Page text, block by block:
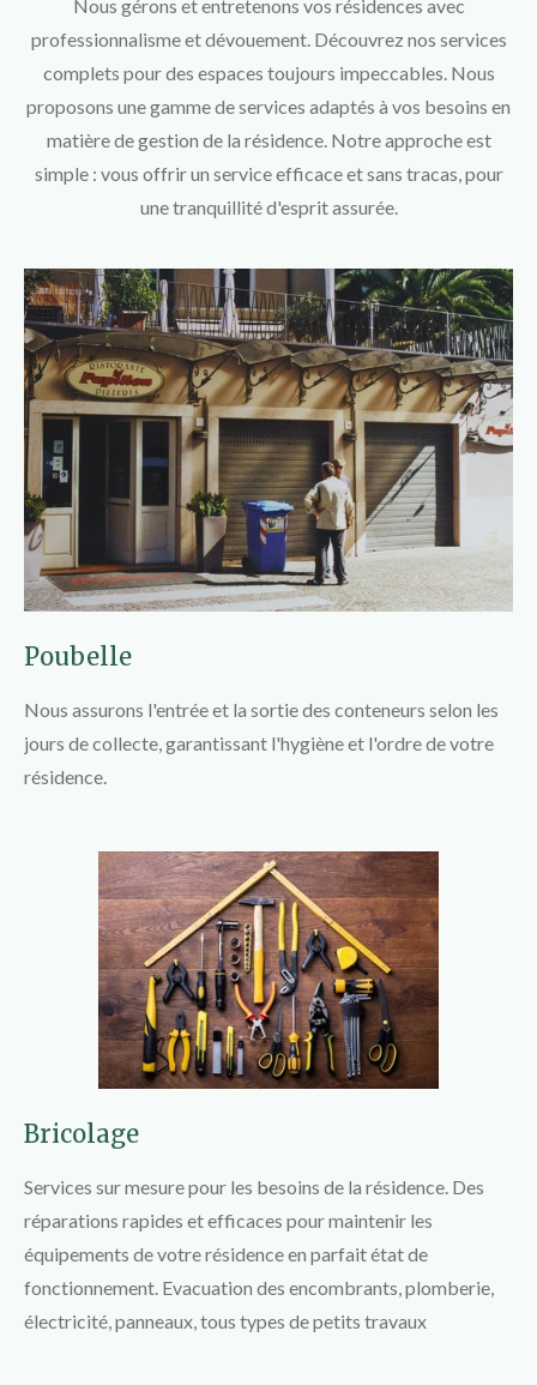
Nous gérons et entretenons vos résidences avec
professionnalisme et dévouement. Découvrez nos services
complets pour des espaces toujours impeccables. Nous
proposons une gamme de services adaptés à vos besoins en
matière de gestion de la résidence. Notre approche est
simple : vous offrir un service efficace et sans tracas, pour
une tranquillité d'esprit assurée.
Poubelle
Nous assurons l'entrée et la sortie des conteneurs selon les
jours de collecte, garantissant l'hygiène et l'ordre de votre
résidence.
Bricolage
Services sur mesure pour les besoins de la résidence. Des
réparations rapides et efficaces pour maintenir les
équipements de votre résidence en parfait état de
fonctionnement. Evacuation des encombrants, plomberie,
électricité, panneaux, tous types de petits travaux